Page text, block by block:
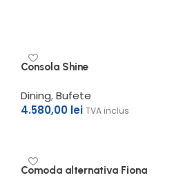
Consola Shine
Dining,Bufete
4.580,00 lei TVA inclus
Comoda alternativa Fiona